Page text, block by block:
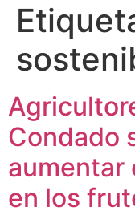
Condado
aumentar
en los